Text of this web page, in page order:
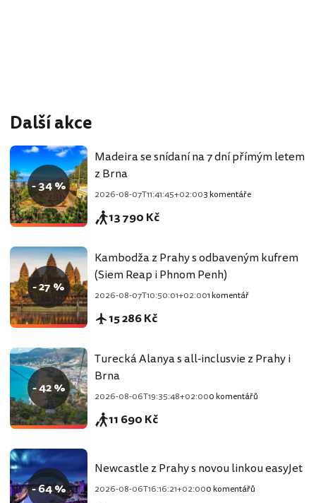
Další akce
- 34 %
Madeira se snídaní na 7 dní přímým letem
z Brna
2026-08-07T11:41:45+02:003 komentáře
13 790 Kč
- 27 %
Kambodža z Prahy s odbaveným kufrem
(Siem Reap i Phnom Penh)
2026-08-07T10:50:01+02:001 komentář
15 286 Kč
- 42 %
Turecká Alanya s all-inclusvie z Prahy i
Brna
2026-08-06T19:35:48+02:000 komentářů
11 690 Kč
- 64 %
Newcastle z Prahy s novou linkou easyJet
2026-08-06T16:16:21+02:000 komentářů